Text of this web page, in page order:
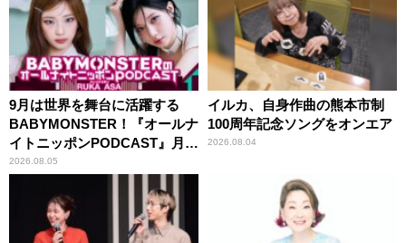
9月は世界を舞台に活躍する
BABYMONSTER！『オールナ
イトニッポンPODCAST』月替
わりパーソナリティ
2026.08.05
イルカ、自身作曲の熊本市制
100周年記念ソングをオンエア
2026.08.04